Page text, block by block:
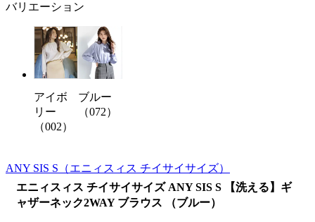
バリエーション
アイボ
リー
（002）
ブルー
（072）
ANY SIS S （エニィスィス チイサイサイズ）
エニィスィス チイサイサイズ ANY SIS S 【洗える】ギ
ャザーネック2WAY ブラウス （ブルー）